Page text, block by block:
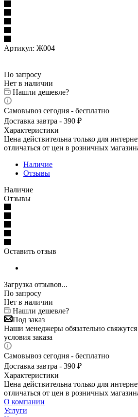
Артикул: Ж004
По запросу
Нет в наличии
Нашли дешевле?
Самовывоз сегодня - бесплатно
Доставка завтра - 390 ₽
Характеристики
Цена действительна только для
отличаться от цен в розничных
Наличие
Отзывы
Наличие
Отзывы
Оставить отзыв
Загрузка отзывов...
По запросу
Нет в наличии
Нашли дешевле?
Под заказ
Наши менеджеры обязательно
условия заказа
Самовывоз сегодня - бесплатно
Доставка завтра - 390 ₽
Характеристики
Цена действительна только для
отличаться от цен в розничных
О компании
Услуги